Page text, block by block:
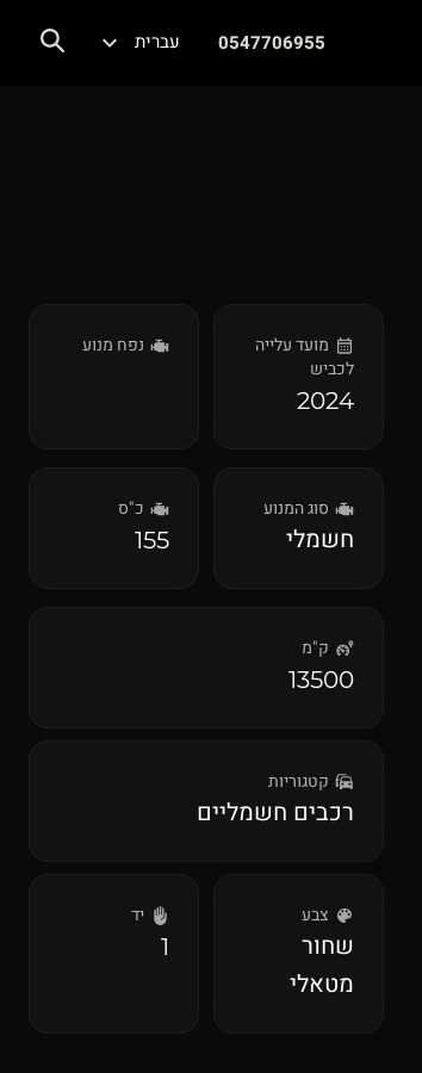
0547706955 עברית
מועד עלייה
לכביש
2024
נפח מנוע
סוג המנוע
חשמלי
כ"ס
155
ק"מ
13500
קטגוריות
רכבים חשמליים
צבע
שחור
מטאלי
יד
1